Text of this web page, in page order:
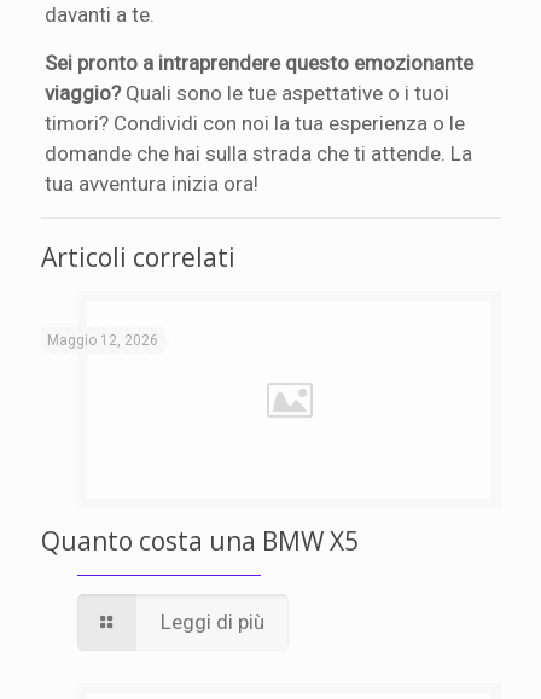
davanti a te.
Sei pronto a intraprendere questo emozionante
viaggio?Quali sono le tue aspettative o i tuoi
timori? Condividi con noi la tua esperienza o le
domande che hai sulla strada che ti attende. La
tua avventura inizia ora!
Articoli correlati
Maggio 12, 2026
Quanto costa una BMW X5
Leggi di più